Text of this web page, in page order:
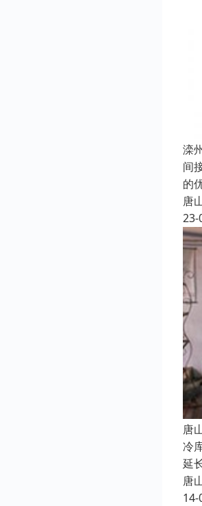
滦
间
的
唐
23-
唐
冷
延
唐
14-